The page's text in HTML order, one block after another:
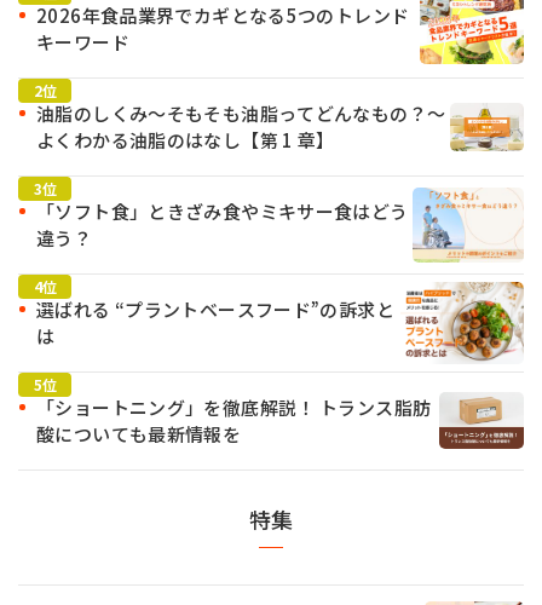
2026年食品業界でカギとなる5つのトレンド
キーワード
油脂のしくみ～そもそも油脂ってどんなもの？～
よくわかる油脂のはなし【第 1 章】
「ソフト食」ときざみ食やミキサー食はどう
違う？
選ばれる “プラントベースフード”の訴求と
は
「ショートニング」を徹底解説！ トランス脂肪
酸についても最新情報を
特集